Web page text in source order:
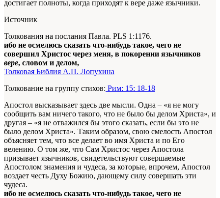
достигает полноты, когда приходят к вере даже язычники.
Источник
Толкования на послания Павла. PLS 1:1176.
ибо не осмелюсь сказать что-нибудь такое, чего не
совершил Христос через меня, в покорении язычников
вере, словом и делом,
Толковая Библия А.П. Лопухина
Толкование на группу стихов: Рим: 15: 18-18
Апостол высказывает здесь две мысли. Одна – «я не могу
сообщить вам ничего такого, что не было бы делом Христа», и
другая – «я не отважился бы этого сказать, если бы это не
было делом Христа». Таким образом, свою смелость Апостол
объясняет тем, что все делает во имя Христа и по Его
велению. О том же, что Сам Христос через Апостола
призывает язычников, свидетельствуют совершаемые
Апостолом знамения и чудеса, за которые, впрочем, Апостол
воздает честь Духу Божию, дающему силу совершать эти
чудеса.
ибо не осмелюсь сказать что-нибудь такое, чего не